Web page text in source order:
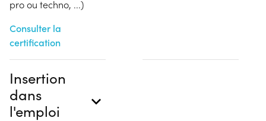
pro ou techno, ...)
Consulter la
certification
Insertion
dans
l'emploi